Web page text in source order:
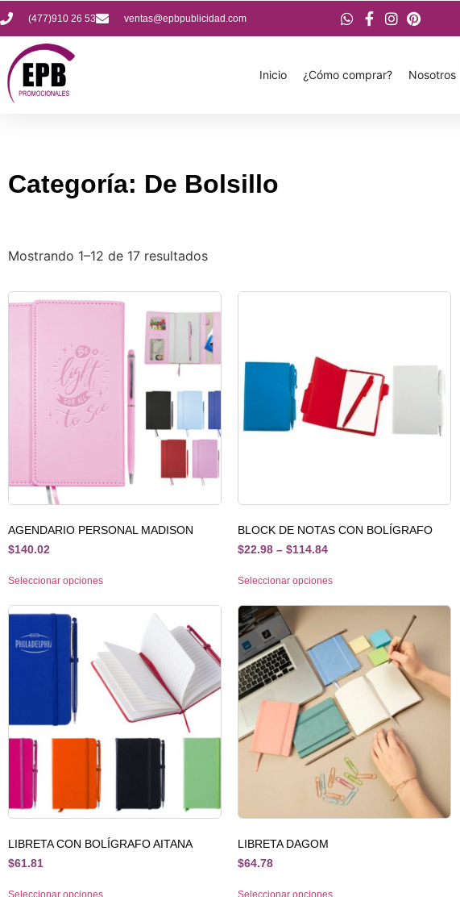
(477)910 26 53 ventas@epbpublicidad.com
Inicio ¿Cómo comprar? Nosotros
Categoría: De Bolsillo
Mostrando 1–12 de 17 resultados
AGENDARIO PERSONAL MADISON
$140.02
Seleccionar opciones
BLOCK DE NOTAS CON BOLÍGRAFO
$22.98 – $114.84
Seleccionar opciones
LIBRETA CON BOLÍGRAFO AITANA
$61.81
Seleccionar opciones
LIBRETA DAGOM
$64.78
Seleccionar opciones